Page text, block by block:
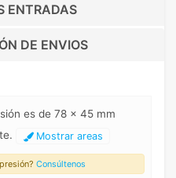
ENTRADAS
DE ENVIOS
es de 78 x 45 mm
Mostrar areas
Consúltenos